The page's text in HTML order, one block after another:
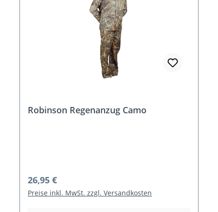
Robinson Regenanzug Camo
Regulärer Preis:
26,95 €
Preise inkl. MwSt. zzgl. Versandkosten